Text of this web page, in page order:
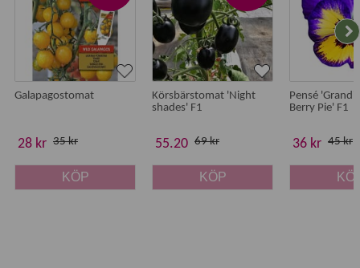
Galapagostomat
28 kr 35 kr
KÖP
Körsbärstomat 'Night
shades' F1
55.20 69 kr
KÖP
Pensé
Berry Pie' F1
36 kr 45 kr